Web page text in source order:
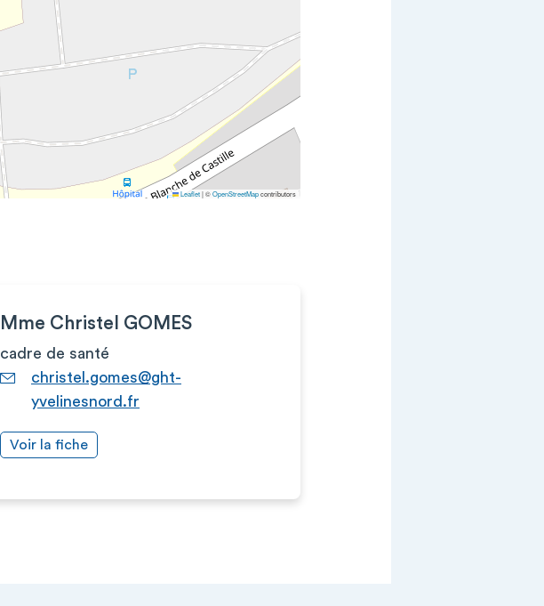
Leaflet|©OpenStreetMapcontributors
Mme Christel GOMES
cadre de santé
christel.gomes@ght-
yvelinesnord.fr
Voir la fiche